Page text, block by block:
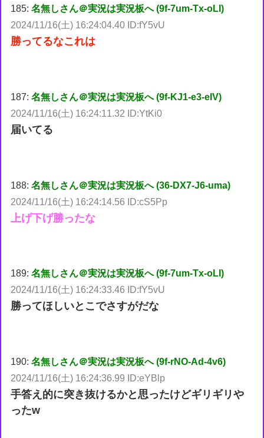
185:名無しさん＠実況は実況板へ (9f-7um-Tx-oLI)
2024/11/16(土) 16:24:04.40 ID:fY5vU
勝ってるなこれは
187:名無しさん＠実況は実況板へ (9f-KJ1-e3-eIV)
2024/11/16(土) 16:24:11.32 ID:YtKi0
届いてる
188:名無しさん＠実況は実況板へ (36-DX7-J6-uma)
2024/11/16(土) 16:24:14.56 ID:cS5Pp
上げ下げ勝ったな
189:名無しさん＠実況は実況板へ (9f-7um-Tx-oLI)
2024/11/16(土) 16:24:33.46 ID:fY5vU
勝ってほしいとこでさすがだな
190:名無しさん＠実況は実況板へ (9f-rNO-Ad-4v6)
2024/11/16(土) 16:24:36.99 ID:eYBlp
手答え的に突き抜けるかと思ったけどギリギリや
ったw